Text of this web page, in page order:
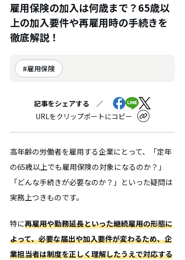
雇用保険の加入は何歳まで？65歳以
上の加入要件や再雇用時の手続きを
徹底解説！
雇用保険
記事をシェアする ／
URLをクリップポートにコピー
高年齢の労働者を雇用する企業にとって、「定年
の65歳以上でも雇用保険の対象になるのか？」
「どんな手続きが必要なのか？」といった疑問は
実務上つきものです。
特に再雇用や勤務延長といった継続雇用の形態に
よって、必要な届出や加入要件が変わるため、企
業担当者は制度を正しく理解したうえで対応する